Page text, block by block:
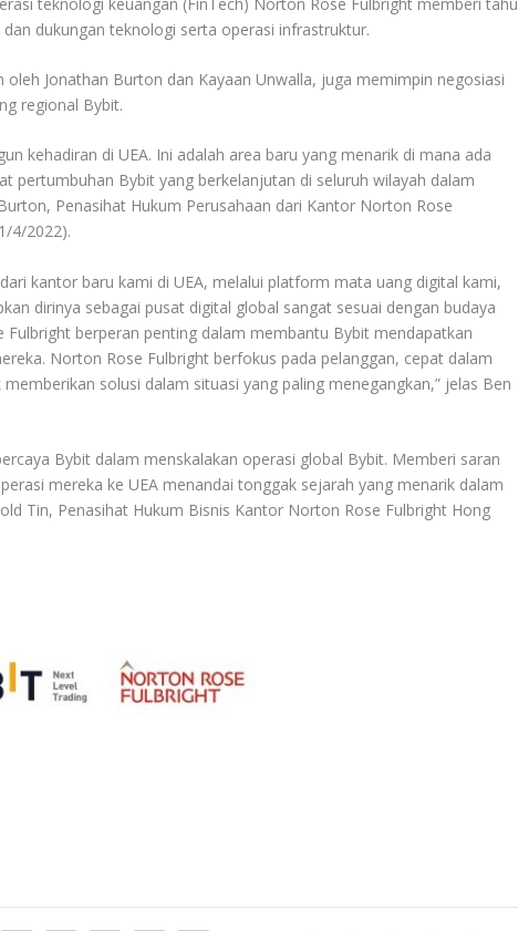
dukungan teknologi serta operasi infrastruktur.
Jonathan Burton dan Kayaan Unwalla, juga memimpin negosiasi
regional Bybit.
kehadiran di UEA. Ini adalah area baru yang menarik di mana ada
pertumbuhan Bybit yang berkelanjutan di seluruh wilayah dalam
Penasihat Hukum Perusahaan dari Kantor Norton Rose
4/2022).
kantor baru kami di UEA, melalui platform mata uang digital kami,
dirinya sebagai pusat digital global sangat sesuai dengan budaya
berperan penting dalam membantu Bybit mendapatkan
Norton Rose Fulbright berfokus pada pelanggan, cepat dalam
solusi dalam situasi yang paling menegangkan,” jelas Ben
Bybit dalam menskalakan operasi global Bybit. Memberi saran
mereka ke UEA menandai tonggak sejarah yang menarik dalam
Tin, Penasihat Hukum Bisnis Kantor Norton Rose Fulbright Hong